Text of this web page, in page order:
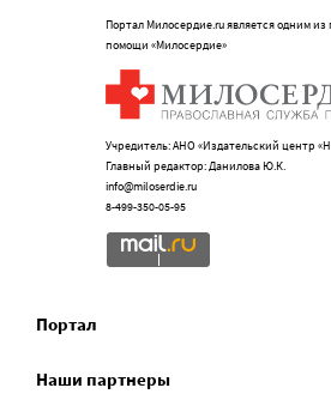
Портал Милосердие.ru является одним
помощи «Милосердие»
Учредитель: АНО «Издательский центр
Главный редактор: Данилова Ю.К.
info@miloserdie.ru
8-499-350-05-95
Портал
Наши партнеры